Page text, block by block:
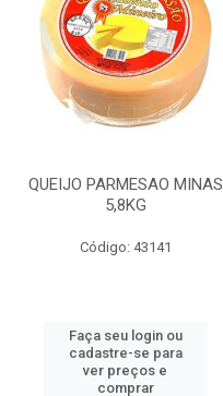
QUEIJO PARMESAO MINAS
5,8KG
Código: 43141
Faça seu login ou
cadastre-se para
ver preços e
comprar